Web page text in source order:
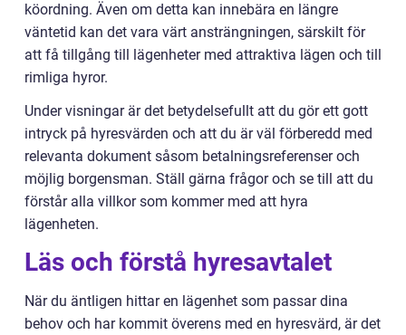
köordning. Även om detta kan innebära en längre
väntetid kan det vara värt ansträngningen, särskilt för
att få tillgång till lägenheter med attraktiva lägen och till
rimliga hyror.
Under visningar är det betydelsefullt att du gör ett gott
intryck på hyresvärden och att du är väl förberedd med
relevanta dokument såsom betalningsreferenser och
möjlig borgensman. Ställ gärna frågor och se till att du
förstår alla villkor som kommer med att hyra
lägenheten.
Läs och förstå hyresavtalet
När du äntligen hittar en lägenhet som passar dina
behov och har kommit överens med en hyresvärd, är det